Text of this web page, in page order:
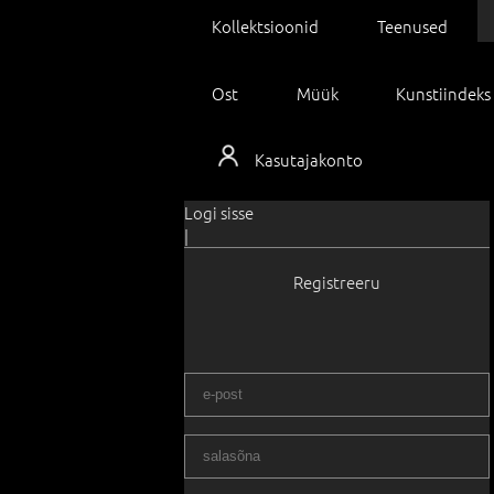
Kollektsioonid Teenused
Ost Müük Kunstiindeks
Kasutajakonto
Logi sisse
|
Registreeru